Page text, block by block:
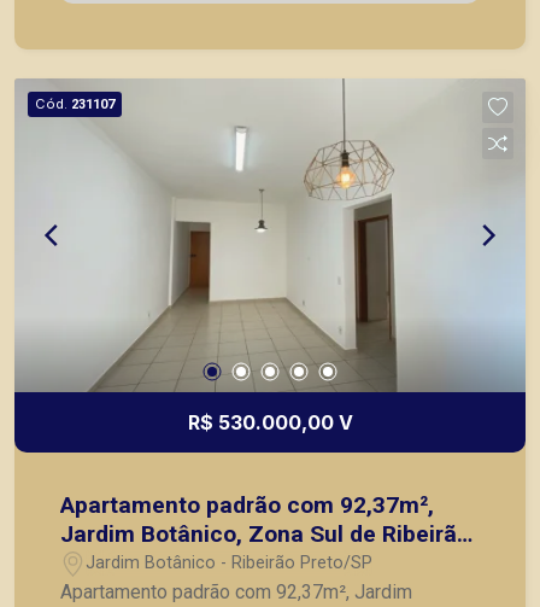
Cód. 231107
R$ 530.000,00 V
Apartamento padrão com 92,37m²,
Jardim Botânico, Zona Sul de Ribeirão
Preto/SP.
Jardim Botânico - Ribeirão Preto/SP
Apartamento padrão com 92,37m², Jardim